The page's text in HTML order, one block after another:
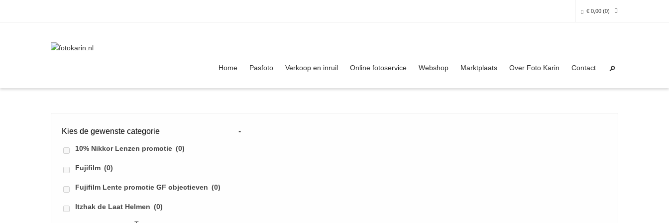
I'm looking for product in a size size . Show me the colour items.
€ 0,00 (0)
Home Pasfoto Verkoop en inruil Online fotoservice Webshop Marktplaats Over Foto Karin Contact
Kies de gewenste categorie -
10% Nikkor Lenzen promotie (0)
Fujifilm (0)
Fujifilm Lente promotie GF objectieven (0)
Itzhak de Laat Helmen (0)